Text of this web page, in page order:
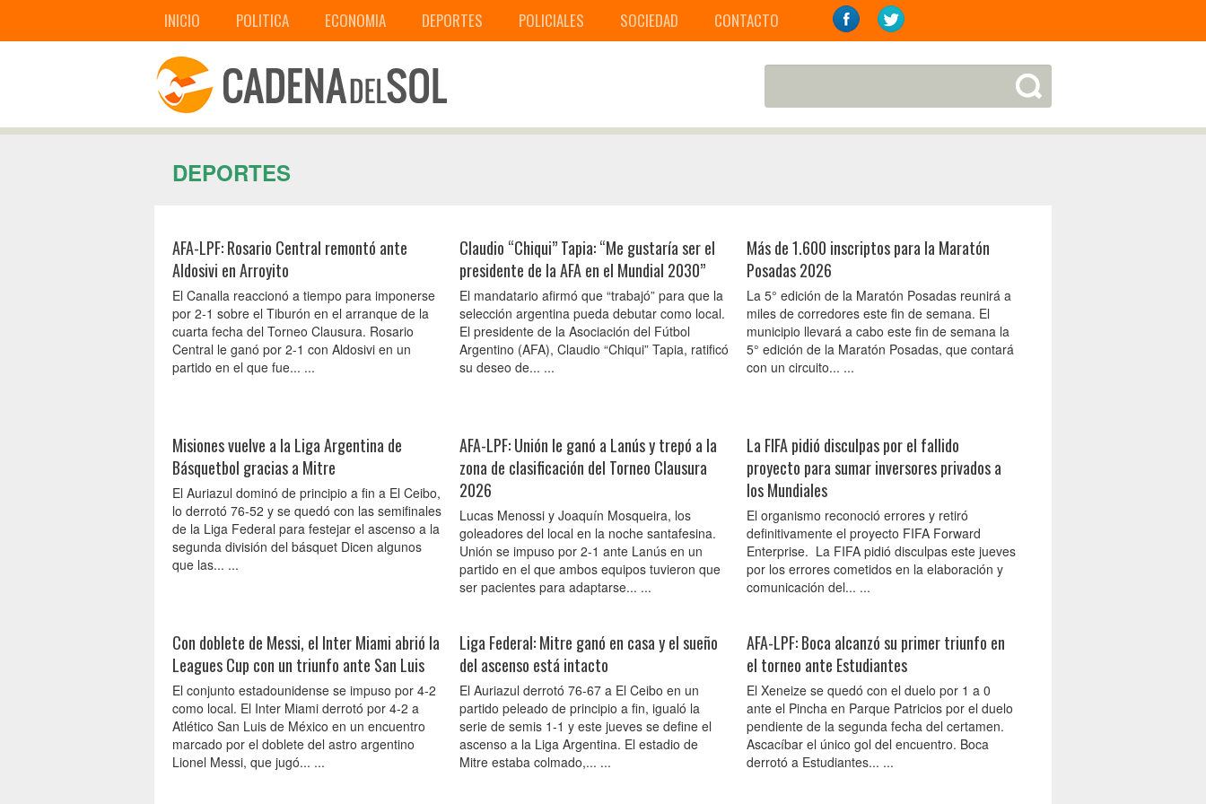
INICIO POLITICA ECONOMIA DEPORTES POLICIALES SOCIEDAD CONTACTO
DEPORTES
AFA-LPF: Rosario Central remontó ante
Aldosivi en Arroyito
El Canalla reaccionó a tiempo para imponerse
por 2-1 sobre el Tiburón en el arranque de la
cuarta fecha del Torneo Clausura. Rosario
Central le ganó por 2-1 con Aldosivi en un
partido en el que fue... ...
Claudio “Chiqui” Tapia: “Me gustaría ser el
presidente de la AFA en el Mundial 2030”
El mandatario afirmó que “trabajó” para que la
selección argentina pueda debutar como local.
El presidente de la Asociación del Fútbol
Argentino (AFA), Claudio “Chiqui” Tapia, ratificó
su deseo de... ...
Más de 1.600 inscriptos para la Maratón
Posadas 2026
La 5° edición de la Maratón Posadas reunirá a
miles de corredores este fin de semana. El
municipio llevará a cabo este fin de semana la
5° edición de la Maratón Posadas, que contará
con un circuito... ...
Misiones vuelve a la Liga Argentina de
Básquetbol gracias a Mitre
El Auriazul dominó de principio a fin a El Ceibo,
lo derrotó 76-52 y se quedó con las semifinales
de la Liga Federal para festejar el ascenso a la
segunda división del básquet Dicen algunos
que las... ...
AFA-LPF: Unión le ganó a Lanús y trepó a la
zona de clasificación del Torneo Clausura
2026
Lucas Menossi y Joaquín Mosqueira, los
goleadores del local en la noche santafesina.
Unión se impuso por 2-1 ante Lanús en un
partido en el que ambos equipos tuvieron que
ser pacientes para adaptarse... ...
La FIFA pidió disculpas por el fallido
proyecto para sumar inversores privados a
los Mundiales
El organismo reconoció errores y retiró
definitivamente el proyecto FIFA Forward
Enterprise. La FIFA pidió disculpas este jueves
por los errores cometidos en la elaboración y
comunicación del... ...
Con doblete de Messi, el Inter Miami abrió la
Leagues Cup con un triunfo ante San Luis
El conjunto estadounidense se impuso por 4-2
como local. El Inter Miami derrotó por 4-2 a
Atlético San Luis de México en un encuentro
marcado por el doblete del astro argentino
Lionel Messi, que jugó... ...
Liga Federal: Mitre ganó en casa y el sueño
del ascenso está intacto
El Auriazul derrotó 76-67 a El Ceibo en un
partido peleado de principio a fin, igualó la
serie de semis 1-1 y este jueves se define el
ascenso a la Liga Argentina. El estadio de
Mitre estaba colmado,... ...
AFA-LPF: Boca alcanzó su primer triunfo en
el torneo ante Estudiantes
El Xeneize se quedó con el duelo por 1 a 0
ante el Pincha en Parque Patricios por el duelo
pendiente de la segunda fecha del certamen.
Ascacíbar el único gol del encuentro. Boca
derrotó a Estudiantes... ...